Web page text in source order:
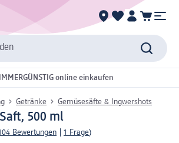
IMMERGÜNSTIG online einkaufen
Getränke Gemüsesäfte & Ingwershots
500 ml
Bewertungen 1 Frage)